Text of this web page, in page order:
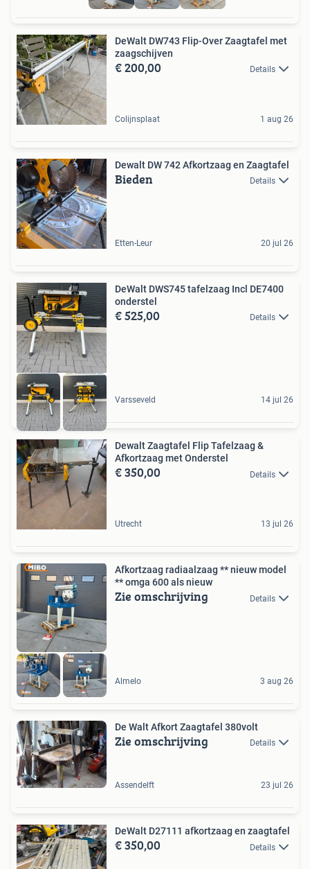
DeWalt DW743 Flip-Over Zaagtafel met
zaagschijven
€ 200,00 Details
Colijnsplaat 1 aug 26
Dewalt DW 742 Afkortzaag en Zaagtafel
Bieden Details
Etten-Leur 20 jul 26
DeWalt DWS745 tafelzaag Incl DE7400
onderstel
€ 525,00 Details
Varsseveld 14 jul 26
Dewalt Zaagtafel Flip Tafelzaag &
Afkortzaag met Onderstel
€ 350,00 Details
Utrecht 13 jul 26
Afkortzaag radiaalzaag ** nieuw model
** omga 600 als nieuw
Zie omschrijving Details
Almelo 3 aug 26
De Walt Afkort Zaagtafel 380volt
Zie omschrijving Details
Assendelft 23 jul 26
DeWalt D27111 afkortzaag en zaagtafel
€ 350,00 Details